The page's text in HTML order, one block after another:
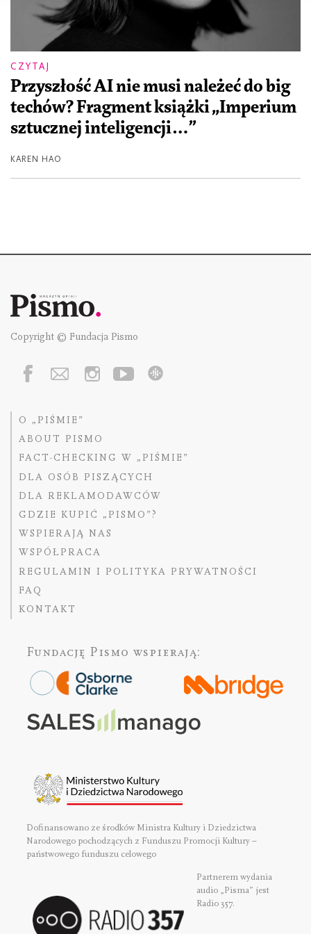
CZYTAJ
Przyszłość AI nie musi należeć do big
techów? Fragment książki „Imperium
sztucznej inteligencji…”
KAREN HAO
Copyright © Fundacja Pismo
O „PIŚMIE”
ABOUT PISMO
FACT-CHECKING W „PIŚMIE”
DLA OSÓB PISZĄCYCH
DLA REKLAMODAWCÓW
GDZIE KUPIĆ „PISMO”?
WSPIERAJĄ NAS
WSPÓŁPRACA
REGULAMIN I POLITYKA PRYWATNOŚCI
FAQ
KONTAKT
Fundację Pismo wspierają:
Dofinansowano ze środków Ministra Kultury i Dziedzictwa
Narodowego pochodzących z Funduszu Promocji Kultury –
państwowego funduszu celowego
Partnerem wydania
audio „Pisma” jest
Radio 357.